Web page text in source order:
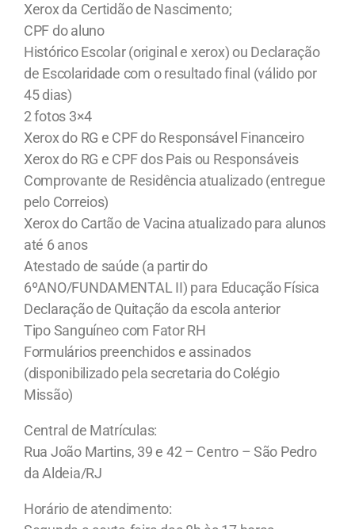
Xerox da Certidão de Nascimento;
CPF do aluno
Histórico Escolar (original e xerox) ou Declaração
de Escolaridade com o resultado final (válido por
45 dias)
2 fotos 3×4
Xerox do RG e CPF do Responsável Financeiro
Xerox do RG e CPF dos Pais ou Responsáveis
Comprovante de Residência atualizado (entregue
pelo Correios)
Xerox do Cartão de Vacina atualizado para alunos
até 6 anos
Atestado de saúde (a partir do
6ºANO/FUNDAMENTAL II) para Educação Física
Declaração de Quitação da escola anterior
Tipo Sanguíneo com Fator RH
Formulários preenchidos e assinados
(disponibilizado pela secretaria do Colégio
Missão)
Central de Matrículas:
Rua João Martins, 39 e 42 – Centro – São Pedro
da Aldeia/RJ
Horário de atendimento: